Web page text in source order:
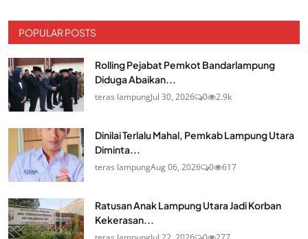
POPULAR POSTS
Rolling Pejabat Pemkot Bandarlampung
Diduga Abaikan...
teras lampungJul 30, 2026 0 2.9k
Dinilai Terlalu Mahal, Pemkab Lampung Utara
Diminta...
teras lampungAug 06, 2026 0 617
Ratusan Anak Lampung Utara Jadi Korban
Kekerasan...